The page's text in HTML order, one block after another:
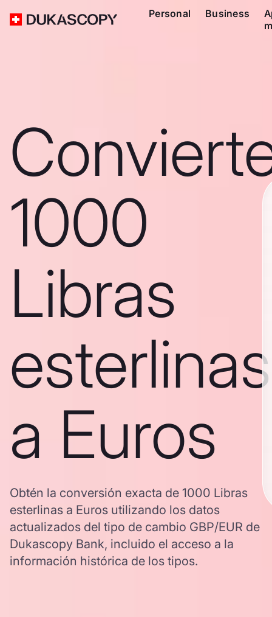
Personal Business
1000
Libras
esterlinas
a Euros
Obtén la conversión exacta de 1000 Libras
esterlinas a Euros utilizando los datos
actualizados del tipo de cambio GBP/EUR de
Dukascopy Bank, incluido el acceso a la
información histórica de los tipos.